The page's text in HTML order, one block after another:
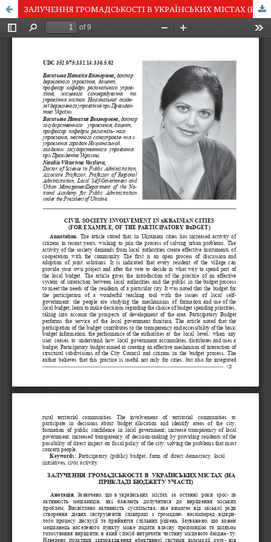
ЗАЛУЧЕННЯ ГРОМАДСЬКОСТІ В УКРАЇНСЬКИХ МІСТАХ (НА ПРИКЛАДІ БЮДЖЕТУ УЧАСТІ)